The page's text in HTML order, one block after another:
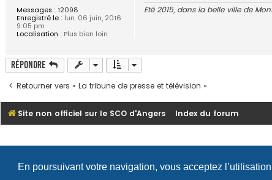
En poursuivant votre navigation, vous acceptez
Messages : 12098
Enregistré le : lun. 06 juin, 2016
9:05 pm
Localisation : Plus bien loin
Eté 2015, dans la belle ville de
Répondre
Retourner vers « La tribune de presse et télévision »
Site non officiel sur le SCO d'Angers Index du forum